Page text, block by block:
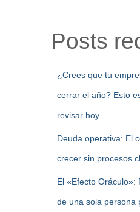
Posts
¿Crees que tu
cerrar el año? Esto
revisar hoy
Deuda operativa: El
crecer sin procesos
El «Efecto Oráculo»:
de una sola persona